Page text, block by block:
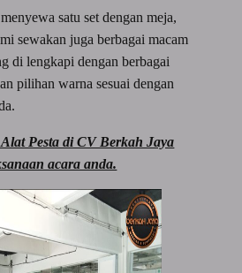
satu set dengan meja,
sewakan juga berbagai macam
di lengkapi dengan berbagai
pilihan warna sesuai dengan
Pesta di CV Berkah Jaya
acara anda.